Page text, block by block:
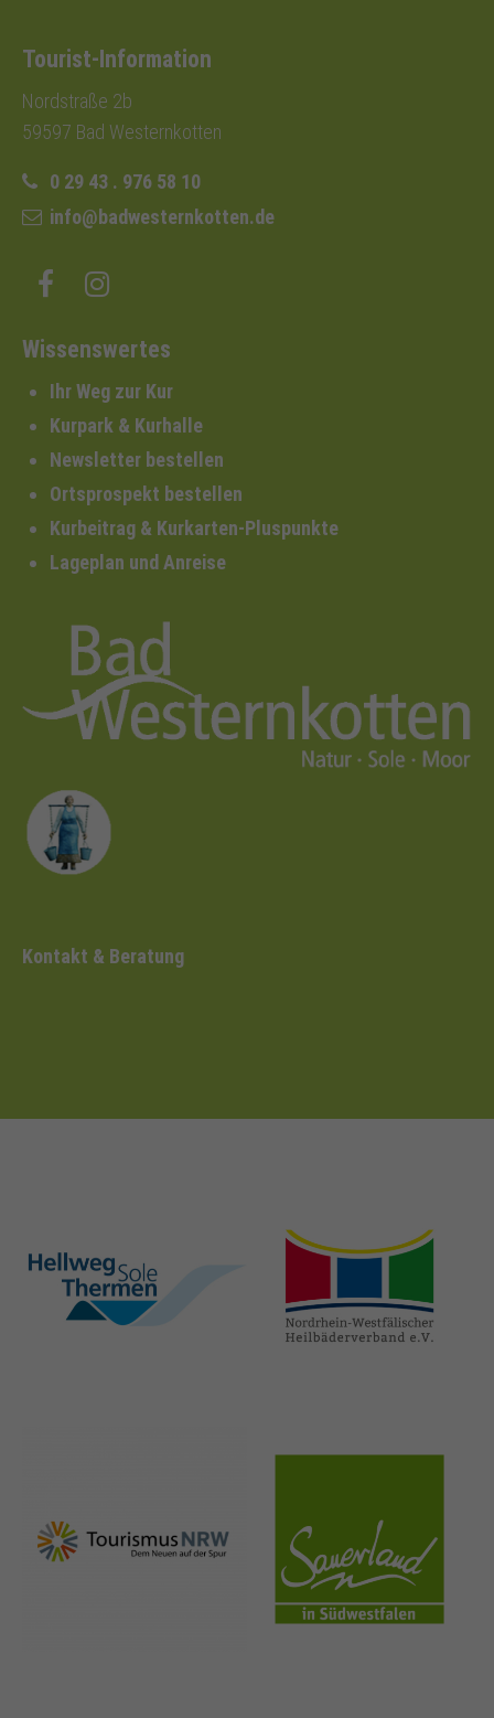
Tourist-Information
Nordstraße 2b
59597 Bad Westernkotten
0 29 43 . 976 58 10
info@badwesternkotten.de
Wissenswertes
Ihr Weg zur Kur
Kurpark & Kurhalle
Newsletter bestellen
Ortsprospekt bestellen
Kurbeitrag & Kurkarten-Pluspunkte
Lageplan und Anreise
Kontakt & Beratung
hellweg-sole-
thermen.de
heilbaeder.de
nrw-
tourismus.de
sauerland.co
m